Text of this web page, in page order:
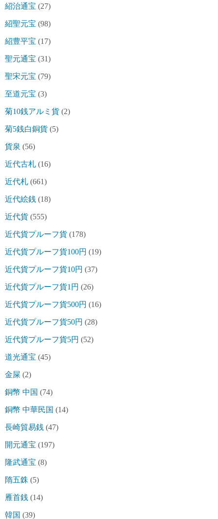
紹治通宝 (27)
紹聖元宝 (98)
紹豊平宝 (17)
聖元通宝 (31)
聖宋元宝 (79)
至道元宝 (3)
菊10銭アルミ貨 (2)
菊5銭白銅貨 (5)
貨泉 (56)
近代古札 (16)
近代札 (661)
近代絵銭 (18)
近代貨 (555)
近代貨プルーフ貨 (178)
近代貨プルーフ貨100円 (19)
近代貨プルーフ貨10円 (37)
近代貨プルーフ貨1円 (26)
近代貨プルーフ貨500円 (16)
近代貨プルーフ貨50円 (28)
近代貨プルーフ貨5円 (52)
道光通宝 (45)
金屎 (2)
銅幣 中国 (74)
銅幣 中華民国 (14)
長崎貿易銭 (47)
開元通宝 (197)
隆武通宝 (8)
隋五銖 (5)
雁首銭 (14)
韓国 (39)